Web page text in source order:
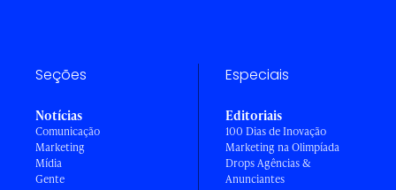
Seções
Notícias
Comunicação
Marketing
Mídia
Gente
Especiais
Editoriais
100 Dias de Inovação
Marketing na Olimpíada
Drops Agências &
Anunciantes